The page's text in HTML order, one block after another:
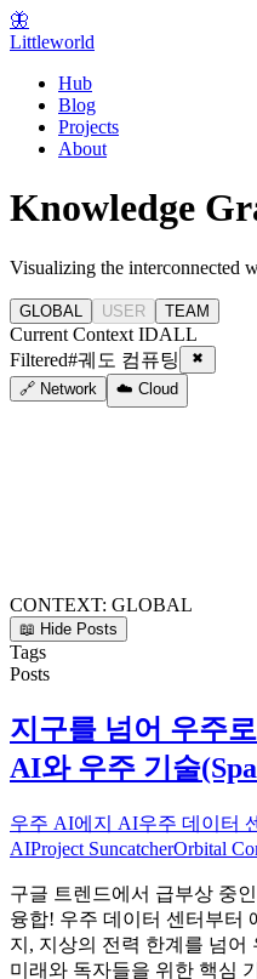
🦋
Littleworld
Hub
Blog
Projects
About
Knowledge
Visualizing the interconnected
GLOBAL USER TEAM
Current Context IDALL
Filtered#궤도 컴퓨팅
🔗 Network ☁️ Cloud
CONTEXT: GLOBAL
📖 Hide Posts
Tags
Posts
지구를 넘어 우주
AI와 우주 기술
우주 AI에지 AI우주 데이터
AIProject SuncatcherOrbital
구글 트렌드에서 급부상 중
융합! 우주 데이터 센터부터
지, 지상의 전력 한계를 넘어
미래와 독자들을 위한 핵심